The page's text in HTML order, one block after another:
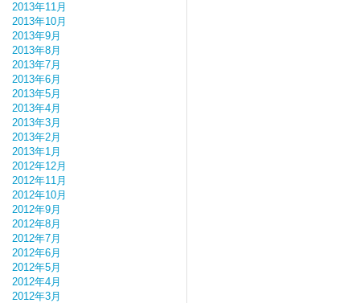
2013年11月
2013年10月
2013年9月
2013年8月
2013年7月
2013年6月
2013年5月
2013年4月
2013年3月
2013年2月
2013年1月
2012年12月
2012年11月
2012年10月
2012年9月
2012年8月
2012年7月
2012年6月
2012年5月
2012年4月
2012年3月